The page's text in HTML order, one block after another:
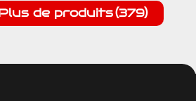
de produits(379)